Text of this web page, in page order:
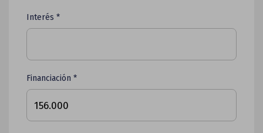
Interés *
Financiación *